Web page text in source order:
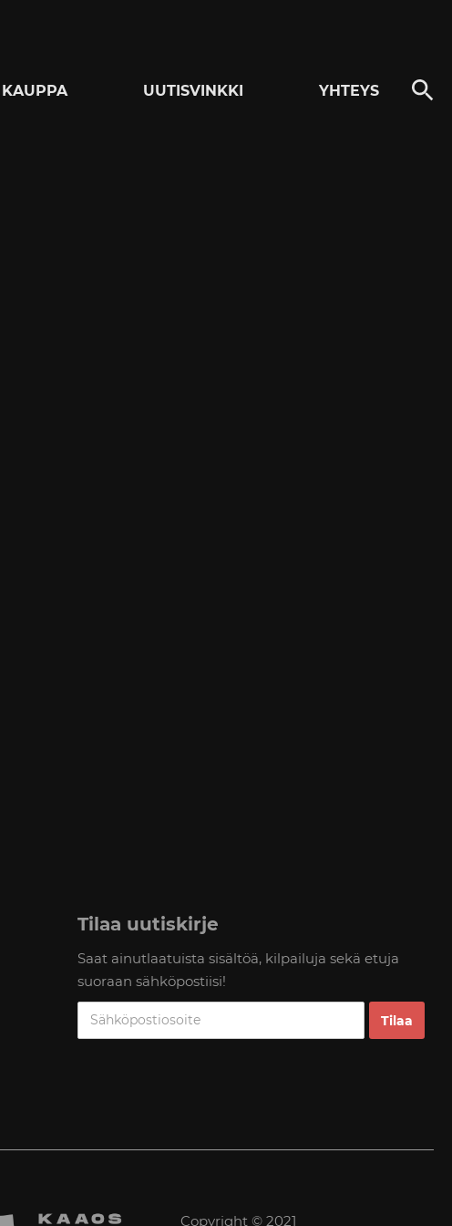
KAUPPA UUTISVINKKI YHTEYS
Tilaa uutiskirje
Saat ainutlaatuista sisältöä, kilpailuja sekä etuja
suoraan sähköpostiisi!
Copyright © 2021